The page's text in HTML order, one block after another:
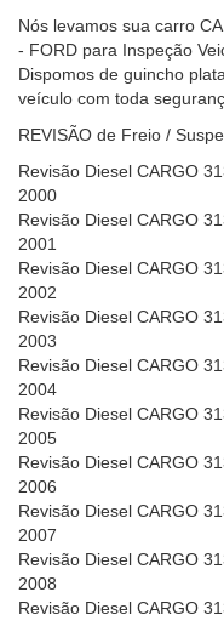
Nós levamos sua carro
- FORD para Inspeção
Dispomos de guincho
veículo com toda
REVISÃO de Freio /
Revisão Diesel CARGO
2000
Revisão Diesel CARGO
2001
Revisão Diesel CARGO
2002
Revisão Diesel CARGO
2003
Revisão Diesel CARGO
2004
Revisão Diesel CARGO
2005
Revisão Diesel CARGO
2006
Revisão Diesel CARGO
2007
Revisão Diesel CARGO
2008
Revisão Diesel CARGO